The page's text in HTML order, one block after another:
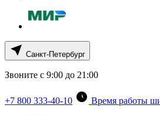
Санкт-Петербург
Звоните с 9:00 до 21:00
+7 800 333-40-10
Время работы